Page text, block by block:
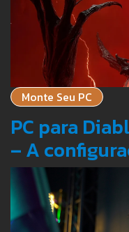
Monte Seu PC
PC para
– A